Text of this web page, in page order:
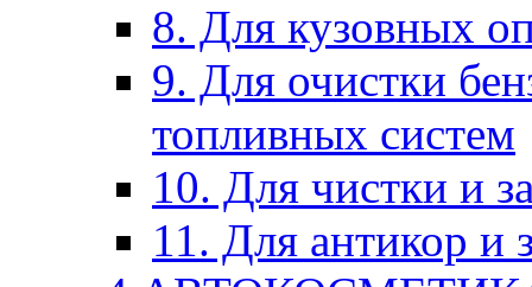
8. Для кузовных
9. Для очистки
топливных систем
10. Для чистки и
11. Для антикор и